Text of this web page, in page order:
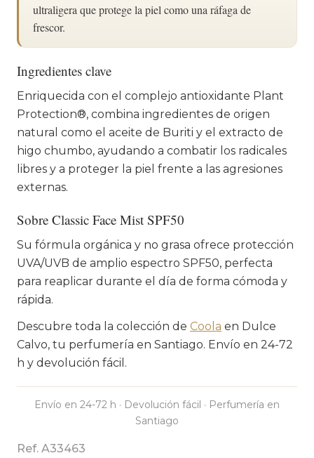
ultraligera que protege la piel como una ráfaga de
frescor.
Ingredientes clave
Enriquecida con el complejo antioxidante Plant
Protection®, combina ingredientes de origen
natural como el aceite de Buriti y el extracto de
higo chumbo, ayudando a combatir los radicales
libres y a proteger la piel frente a las agresiones
externas.
Sobre Classic Face Mist SPF50
Su fórmula orgánica y no grasa ofrece protección
UVA/UVB de amplio espectro SPF50, perfecta
para reaplicar durante el día de forma cómoda y
rápida.
Descubre toda la colección de Coola en Dulce
Calvo, tu perfumería en Santiago. Envío en 24-72
h y devolución fácil.
Envío en 24-72 h · Devolución fácil · Perfumería en
Santiago
Ref. A33463